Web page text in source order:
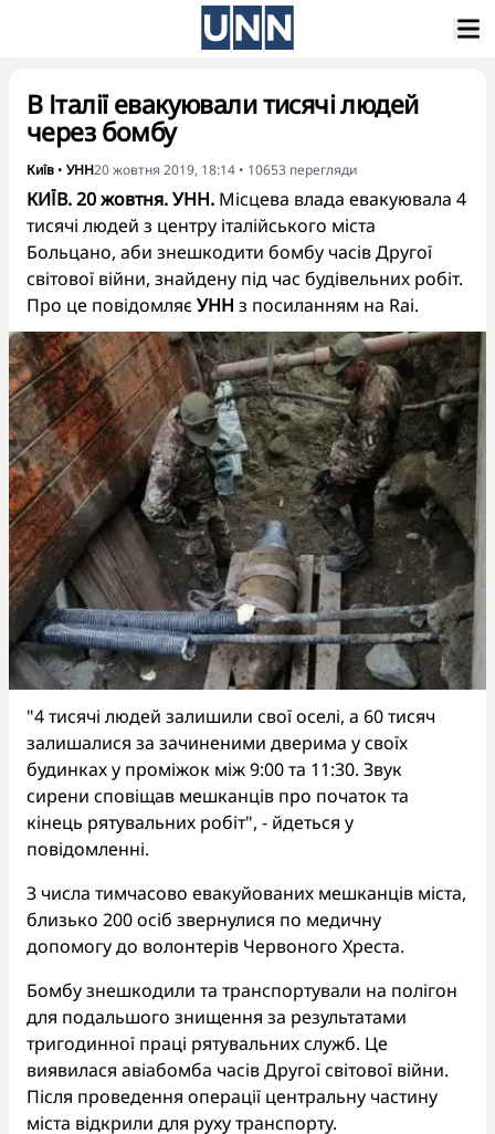
В Італії евакуювали тисячі людей
через бомбу
Київ • УНН20 жовтня 2019, 18:14 • 10653 перегляди
КИЇВ. 20 жовтня. УНН. Місцева влада евакуювала 4
тисячі людей з центру італійського міста
Больцано, аби знешкодити бомбу часів Другої
світової війни, знайдену під час будівельних робіт.
Про це повідомляє УНН з посиланням на Rai.
"4 тисячі людей залишили свої оселі, а 60 тисяч
залишалися за зачиненими дверима у своїх
будинках у проміжок між 9:00 та 11:30. Звук
сирени сповіщав мешканців про початок та
кінець рятувальних робіт", - йдеться у
повідомленні.
З числа тимчасово евакуйованих мешканців міста,
близько 200 осіб звернулися по медичну
допомогу до волонтерів Червоного Хреста.
Бомбу знешкодили та транспортували на полігон
для подальшого знищення за результатами
тригодинної праці рятувальних служб. Це
виявилася авіабомба часів Другої світової війни.
Після проведення операції центральну частину
міста відкрили для руху транспорту.